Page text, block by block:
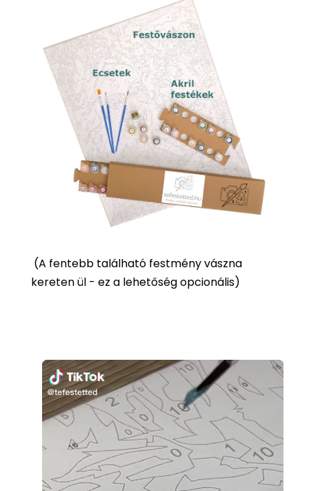
(A fentebb található festmény vászna
kereten ül - ez a lehetőség opcionális)